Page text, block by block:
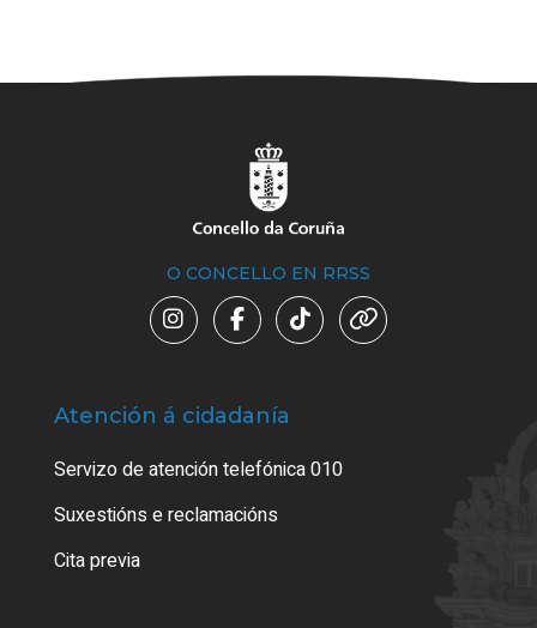
O CONCELLO EN RRSS
Atención á cidadanía
Servizo de atención telefónica 010
Suxestións e reclamacións
Cita previa